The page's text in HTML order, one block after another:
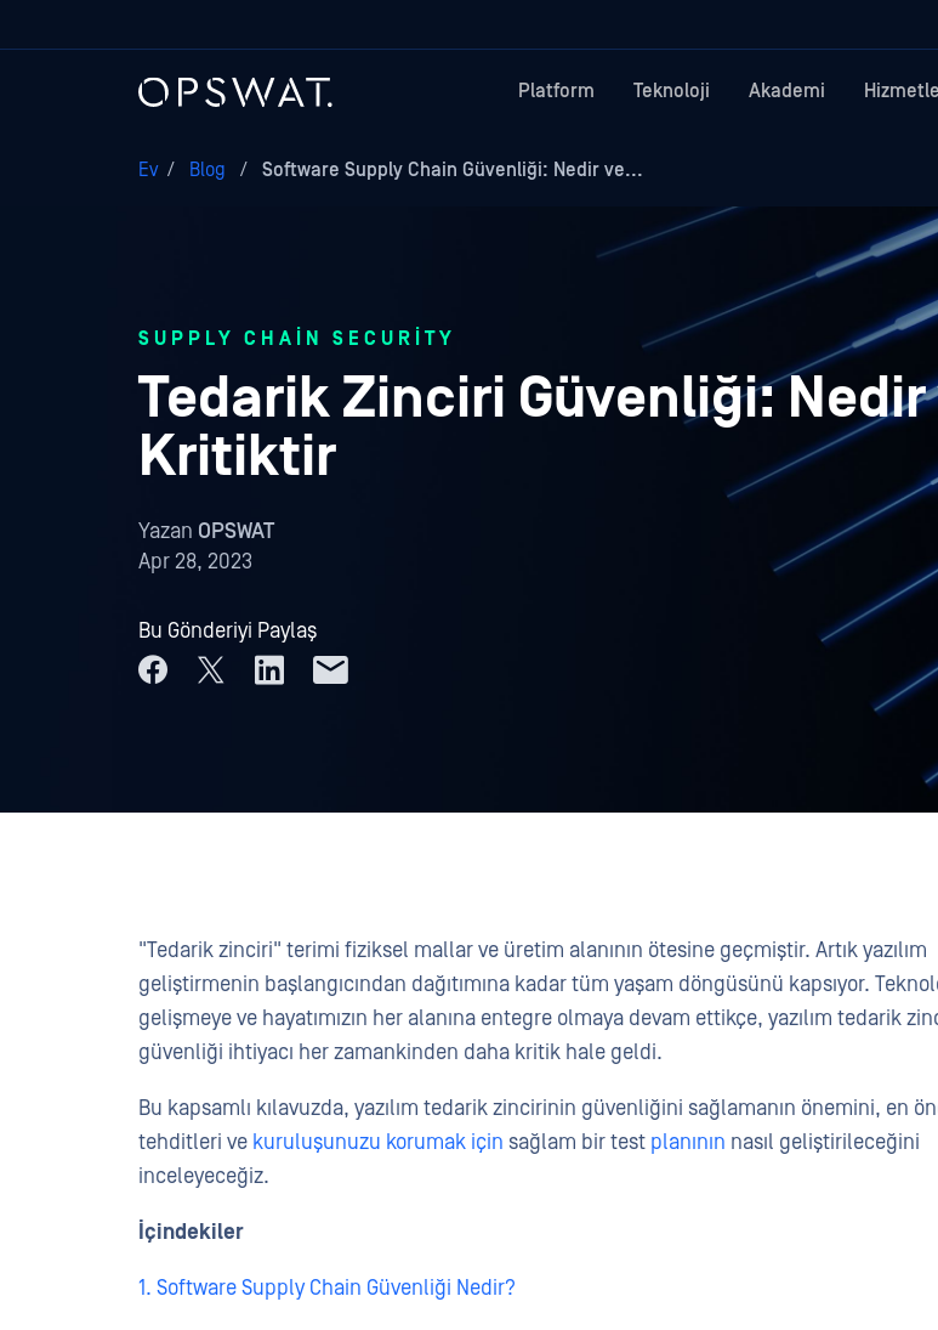
Platform Teknoloji Akademi
Ev / Blog / Software Supply Chain Güvenliği: Nedir ve...
SUPPLY CHAIN SECURITY
Tedarik Zinciri Güvenliği: Nedir
Kritiktir
Yazan OPSWAT
Apr 28, 2023
Bu Gönderiyi Paylaş
"Tedarik zinciri" terimi fiziksel mallar ve üretim alanının ötesine geçmiştir. Artık yazılım
geliştirmenin başlangıcından dağıtımına kadar tüm yaşam döngüsünü kapsıyor.
gelişmeye ve hayatımızın her alanına entegre olmaya devam ettikçe, yazılım tedarik
güvenliği ihtiyacı her zamankinden daha kritik hale geldi.
Bu kapsamlı kılavuzda, yazılım tedarik zincirinin güvenliğini sağlamanın önemini, en
tehditleri ve kuruluşunuzu korumak için sağlam bir test planının nasıl geliştirileceğini
inceleyeceğiz.
İçindekiler
1. Software Supply Chain Güvenliği Nedir?